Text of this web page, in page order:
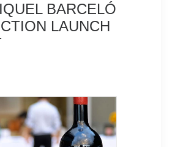
BARCELÓ
LAUNCH